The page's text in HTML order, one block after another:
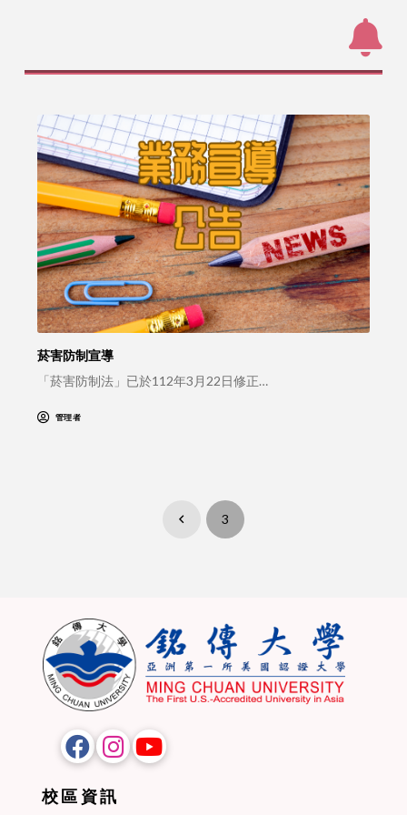
菸害防制宣導
「菸害防制法」已於112年3月22日修正…
管理者
Prev 3
校區資訊